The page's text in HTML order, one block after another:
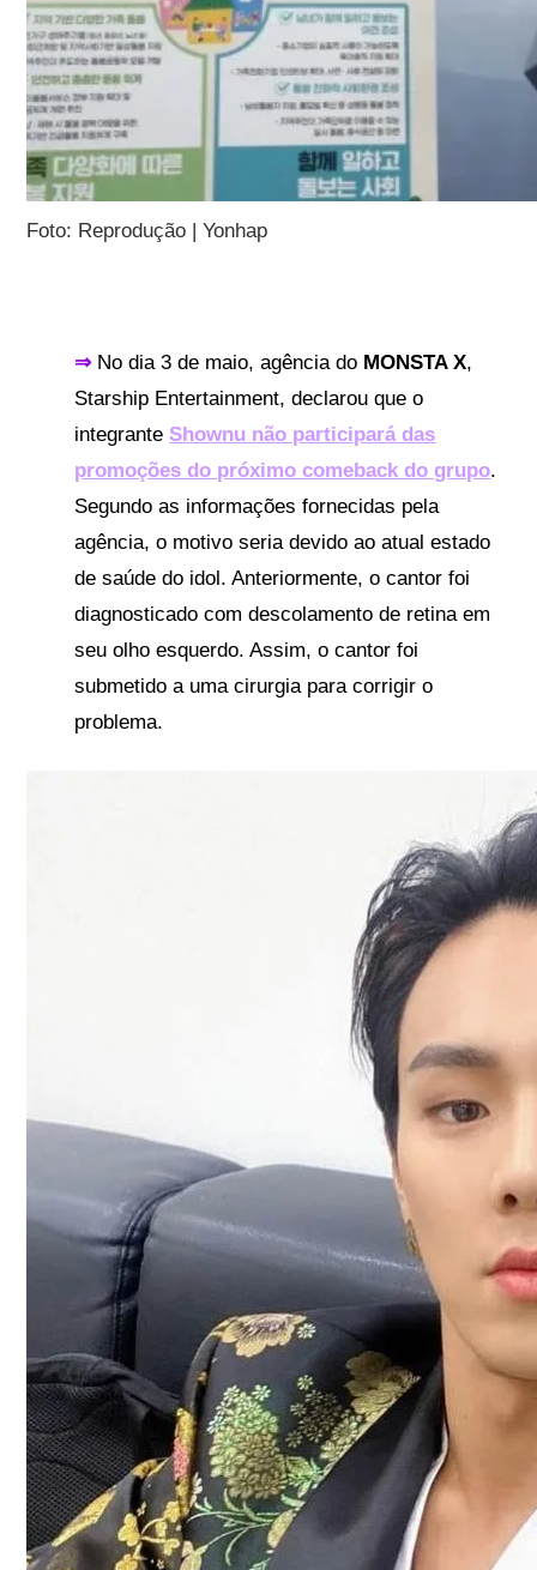
Foto: Reprodução | Yonhap
⇒ No dia 3 de maio, agência do MONSTA X,
Starship Entertainment, declarou que o
integranteShownu não participará das
promoções do próximo comeback do grupo.
Segundo as informações fornecidas pela
agência, o motivo seria devido ao atual estado
de saúde do idol.Anteriormente, o cantor foi
diagnosticado com descolamento de retina em
seu olho esquerdo. Assim, o cantor foi
submetido a uma cirurgia para corrigir o
problema.